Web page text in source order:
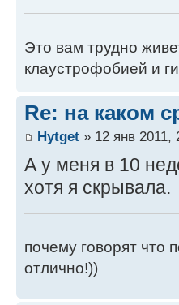
Это вам трудно
клаустрофобией и
Re: на каком
Hytget » 12 янв 2011,
А у меня в 10
хотя я скрывала.
почему говорят что
отлично!))